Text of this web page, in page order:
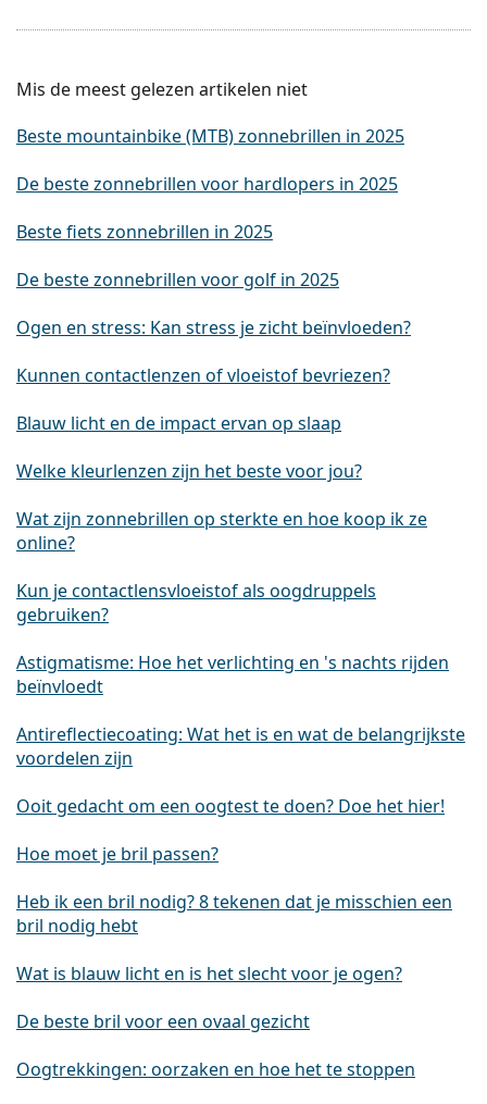
Mis de meest gelezen artikelen niet
Beste mountainbike (MTB) zonnebrillen in 2025
De beste zonnebrillen voor hardlopers in 2025
Beste fiets zonnebrillen in 2025
De beste zonnebrillen voor golf in 2025
Ogen en stress: Kan stress je zicht beïnvloeden?
Kunnen contactlenzen of vloeistof bevriezen?
Blauw licht en de impact ervan op slaap
Welke kleurlenzen zijn het beste voor jou?
Wat zijn zonnebrillen op sterkte en hoe koop ik ze
online?
Kun je contactlensvloeistof als oogdruppels
gebruiken?
Astigmatisme: Hoe het verlichting en 's nachts rijden
beïnvloedt
Antireflectiecoating: Wat het is en wat de belangrijkste
voordelen zijn
Ooit gedacht om een oogtest te doen? Doe het hier!
Hoe moet je bril passen?
Heb ik een bril nodig? 8 tekenen dat je misschien een
bril nodig hebt
Wat is blauw licht en is het slecht voor je ogen?
De beste bril voor een ovaal gezicht
Oogtrekkingen: oorzaken en hoe het te stoppen